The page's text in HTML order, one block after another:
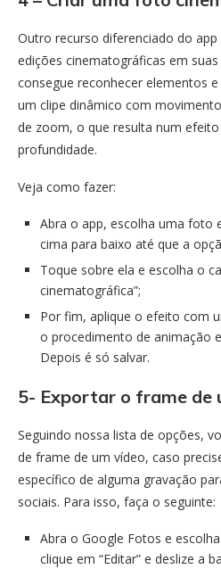
Outro recurso diferenciado do
edições cinematográficas em
consegue reconhecer elementos
um clipe dinâmico com
de zoom, o que resulta num
profundidade.
Veja como fazer:
Abra o app, escolha uma foto
cima para baixo até que a
Toque sobre ela e escolha o
cinematográfica”;
Por fim, aplique o efeito com
o procedimento de animação
Depois é só salvar.
5- Exportar o frame de
Seguindo nossa lista de opções,
de frame de um vídeo, caso
específico de alguma gravação
sociais. Para isso, faça o seguinte:
Abra o Google Fotos e
clique em “Editar” e deslize a